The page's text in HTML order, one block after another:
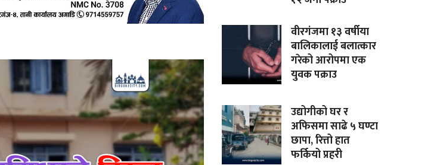
वीरगंजमा १३ वर्षीया
बालिकालाई बलात्कार
गरेको आरोपमा एक
युवक पक्राउ
उद्योगीको घर र
अफिसमा साढे ५ घण्टा
छापा, रित्तो हात
फर्कियो प्रहरी